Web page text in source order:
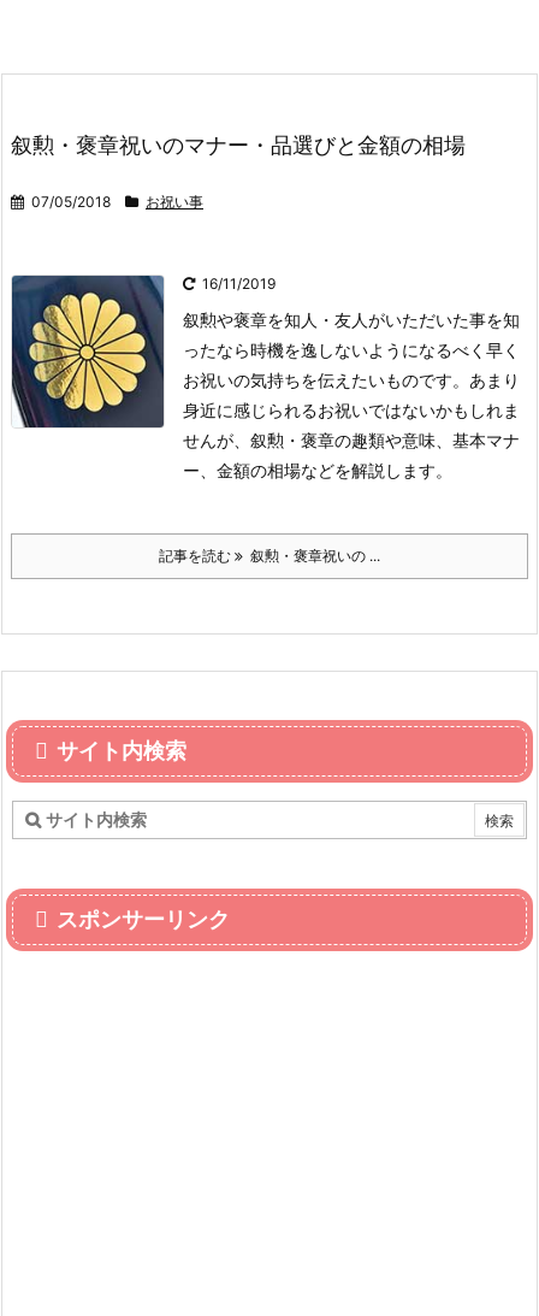
叙勲・褒章祝いのマナー・品選びと金額の相場
07/05/2018 お祝い事
16/11/2019
叙勲や褒章を知人・友人がいただいた事を知
ったなら時機を逸しないようになるべく早く
お祝いの気持ちを伝えたいものです。あまり
身近に感じられるお祝いではないかもしれま
せんが、叙勲・褒章の趣類や意味、基本マナ
ー、金額の相場などを解説します。
記事を読む 叙勲・褒章祝いの ...
サイト内検索
スポンサーリンク